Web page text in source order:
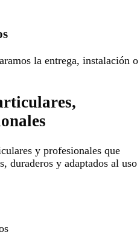
la entrega, instalación o
y profesionales que
duraderos y adaptados al uso